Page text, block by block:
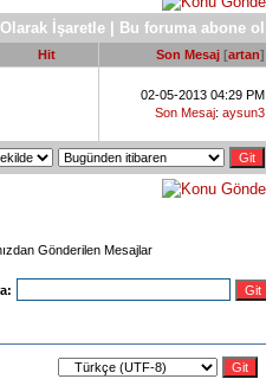
İşaretle | Bu foruma abone ol
Hit Son Mesaj [artan]
02-05-2013 04:29 PM
Son Mesaj: aysun3
Gönderilen Mesajlar